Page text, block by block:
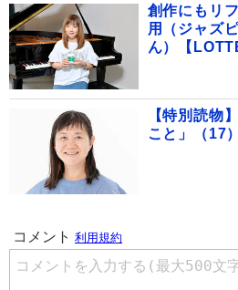
創作にもリ
用（ジャズ
ん）【
【特別読物
こと」（17